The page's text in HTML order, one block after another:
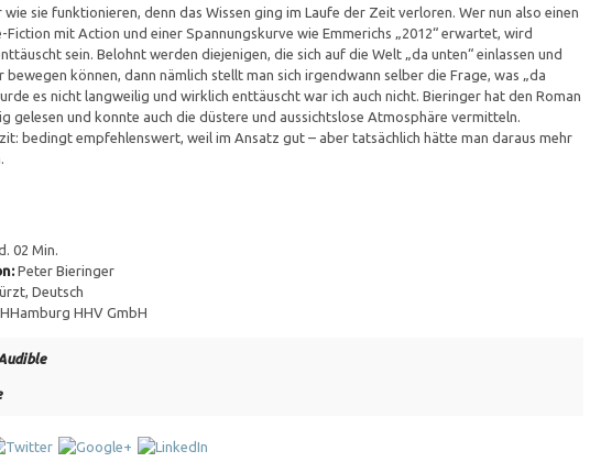
sie funktionieren, denn das Wissen ging im Laufe der Zeit verloren. Wer nun also einen
Fiction mit Action und einer Spannungskurve wie Emmerichs „2012“ erwartet, wird
sein. Belohnt werden diejenigen, die sich auf die Welt „da unten“ einlassen und
bewegen können, dann nämlich stellt man sich irgendwann selber die Frage, was „da
es nicht langweilig und wirklich enttäuscht war ich auch nicht. Bieringer hat den Roman
gelesen und konnte auch die düstere und aussichtslose Atmosphäre vermitteln.
bedingt empfehlenswert, weil im Ansatz gut – aber tatsächlich hätte man daraus mehr
02 Min.
Peter Bieringer
Deutsch
HHV GmbH